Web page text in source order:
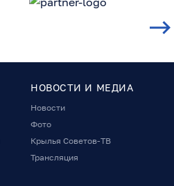
НОВОСТИ И МЕДИА
Новости
Фото
Крылья Советов-ТВ
Трансляция